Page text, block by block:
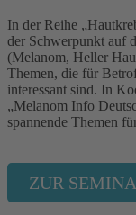
In der Reihe
der Schwerpunkt auf
(Melanom, Heller
Themen, die für
interessant sind. In
„Melanom Info
spannende Themen
ZUR